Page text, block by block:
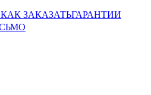
КАК ЗАКАЗАТЬГАРАНТИИ